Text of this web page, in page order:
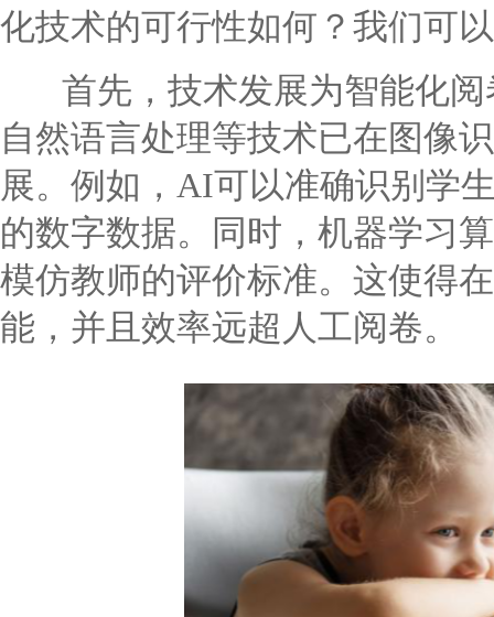
化技术的可行性如何？我们可
首先，技术发展为智能化阅
自然语言处理等技术已在图像
展。例如，AI可以准确识别学
的数字数据。同时，机器学习
模仿教师的评价标准。这使得
能，并且效率远超人工阅卷。